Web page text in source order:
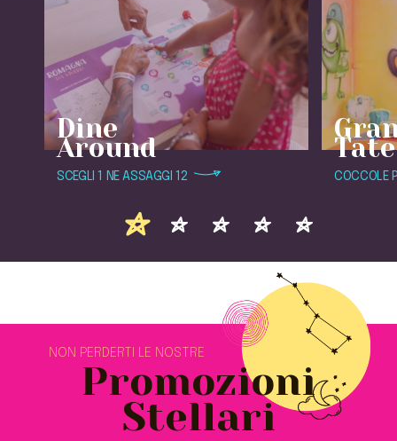
Dine
Around
SCEGLI 1 NE ASSAGGI 12
Tate
COCCOLE
NON PERDERTI LE NOSTRE
Promozioni
Stellari